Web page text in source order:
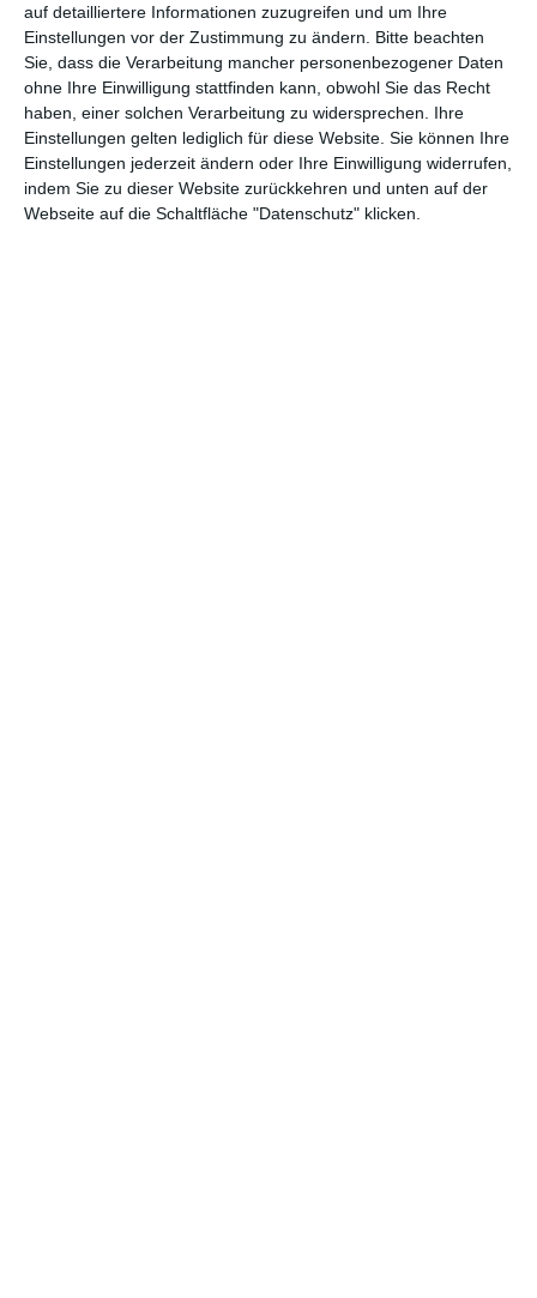
auf detailliertere Informationen zuzugreifen und um Ihre
Einstellungen vor der Zustimmung zu ändern.
Bitte beachten
Sie, dass die Verarbeitung mancher personenbezogener Daten
ohne Ihre Einwilligung stattfinden kann, obwohl Sie das Recht
haben, einer solchen Verarbeitung zu widersprechen. Ihre
Einstellungen gelten lediglich für diese Website. Sie können Ihre
Einstellungen jederzeit ändern oder Ihre Einwilligung widerrufen,
indem Sie zu dieser Website zurückkehren und unten auf der
Webseite auf die Schaltfläche "Datenschutz" klicken.
Gesichter freuen. Neben den beiden hollywooderfahrenen
Bryce Dallas Howard und Orlando Bloom sowie Sean Bean
spielen unter anderemPaddy ConsidineundIan McShane
mit, jeweils als Verbrecher, mit denen es das völlig deplatzierte
Trio zu tun bekommt.
Es ist dann auch diese Konfrontation von bislang unbedarften
Leuten mit der Unterwelt, die für den Spaß sorgt.Deep Cover
setzt da zumindest teilweise auf den guten alten Fish-out-of-